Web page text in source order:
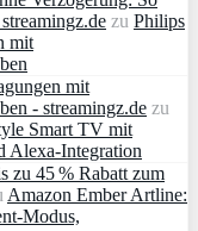
zu Philips
mit
mit
- streamingz.de zu
Smart TV mit
Alexa‑Integration
zu 45 % Rabatt zum
Amazon Ember Artline: